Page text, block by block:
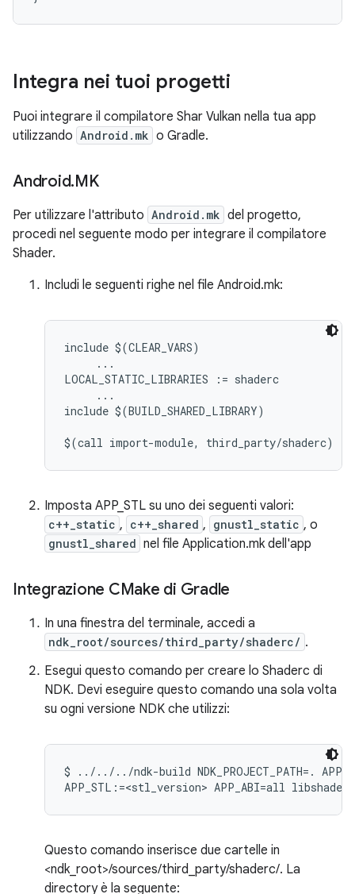
Integra nei tuoi progetti
Puoi integrare il compilatore Shar Vulkan nella tua app
utilizzando Android.mk o Gradle.
Android.MK
Per utilizzare l'attributo Android.mk del progetto,
procedi nel seguente modo per integrare il compilatore
Shader.
Includi le seguenti righe nel file Android.mk:
include $(CLEAR_VARS)
     ...
LOCAL_STATIC_LIBRARIES := shaderc
     ...
include $(BUILD_SHARED_LIBRARY)
Imposta APP_STL su uno dei seguenti valori:
c++_static , c++_shared , gnustl_static , o
gnustl_shared nel file Application.mk dell'app
Integrazione CMake di Gradle
In una finestra del terminale, accedi a
ndk_root/sources/third_party/shaderc/ .
Esegui questo comando per creare lo Shaderc di
NDK. Devi eseguire questo comando una sola volta
su ogni versione NDK che utilizzi:
$ ../../../ndk-build NDK_PROJECT_PATH=.
Questo comando inserisce due cartelle in
<ndk_root>/sources/third_party/shaderc/. La
directory è la seguente: